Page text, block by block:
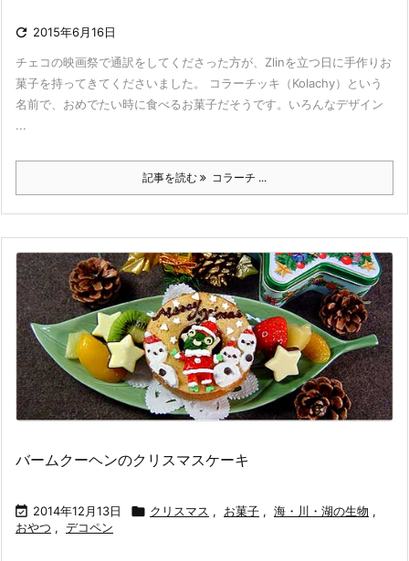
 2015年6月16日
チェコの映画祭で通訳をしてくださった方が、Zlinを立つ日に手作りお
菓子を持ってきてくださいました。 コラーチッキ（Kolachy）という
名前で、おめでたい時に食べるお菓子だそうです。いろんなデザイン
...
記事を読む コラーチ ...
バームクーヘンのクリスマスケーキ
 2014年12月13日  クリスマス , お菓子 , 海・川・湖の生物 ,
おやつ , デコペン